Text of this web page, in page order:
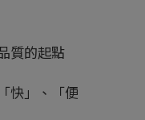
質的起點
快」、「便